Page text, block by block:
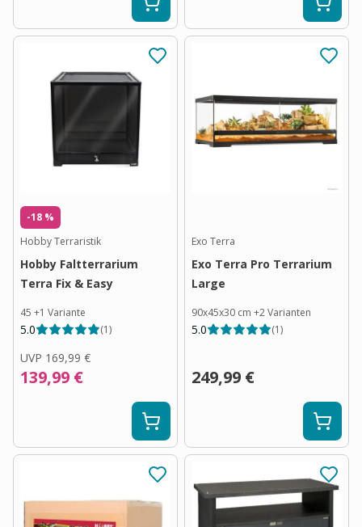
-18 %
Hobby Terraristik
Hobby Faltterrarium
Terra Fix & Easy
45 +1 Variante
5.0 (1)
UVP 169,99 €
139,99 €
Exo Terra
Exo Terra Pro Terrarium
Large
90x45x30 cm +2Varianten
5.0 (1)
249,99 €